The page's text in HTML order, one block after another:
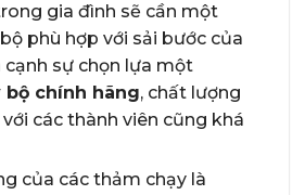
gia đình sẽ cần một
phù hợp với sải bước của
cạnh sự chọn lựa một
bộ chính hãng, chất lượng
các thành viên cũng khá
của các thảm chạy là